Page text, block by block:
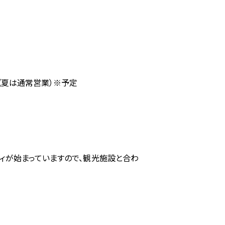
は通常営業）※予定
が始まっていますので、観光施設と合わ